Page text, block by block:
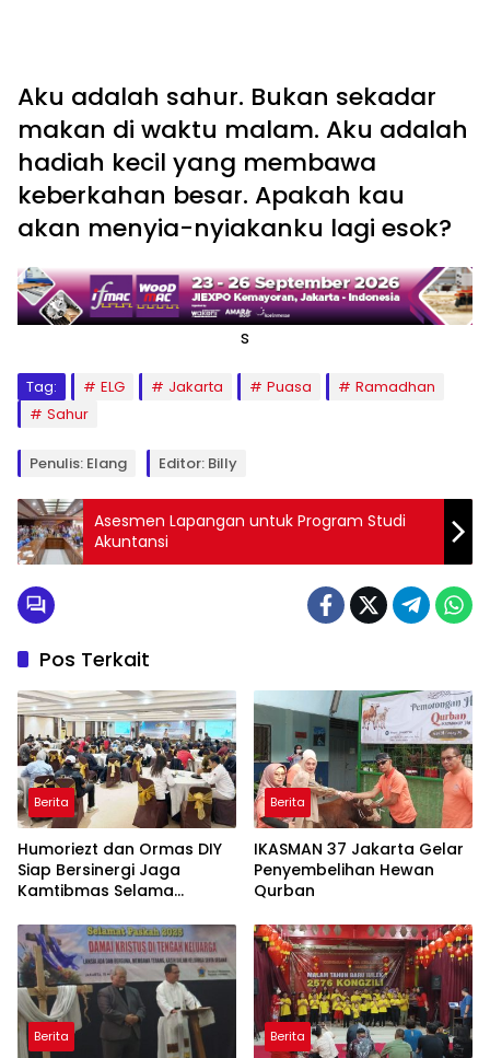
Aku adalah sahur. Bukan sekadar
makan di waktu malam. Aku adalah
hadiah kecil yang membawa
keberkahan besar. Apakah kau
akan menyia-nyiakanku lagi esok?
s
Tag: ELG Jakarta Puasa
Ramadhan
Sahur
Penulis: Elang Editor: Billy
Asesmen Lapangan untuk Program Studi
Akuntansi
Pos Terkait
Berita
Humoriezt dan Ormas DIY
Siap Bersinergi Jaga
Kamtibmas Selama
Berita
IKASMAN 37 Jakarta Gelar
Penyembelihan Hewan
Qurban
Berita Berita